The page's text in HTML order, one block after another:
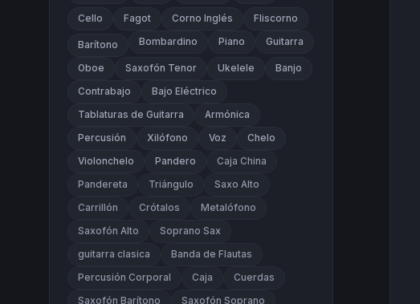
Cello Fagot Corno Inglés Fliscorno
Barítono Bombardino Piano Guitarra
Oboe Saxofón Tenor Ukelele Banjo
Contrabajo Bajo Eléctrico
Tablaturas de Guitarra Armónica
Percusión Xilófono Voz Chelo
Violonchelo Pandero Caja China
Pandereta Triángulo Saxo Alto
Carrillón Crótalos Metalófono
Saxofón Alto Soprano Sax
guitarra clasica Banda de Flautas
Percusión Corporal Caja Cuerdas
Saxofón Barítono Saxofón Soprano